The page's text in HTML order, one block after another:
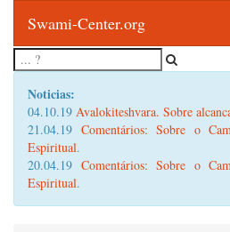
Swami-Center.org
Noticias:
04.10.19 Avalokiteshvara. Sobre
21.04.19 Comentários: Sobre o
Espiritual.
20.04.19 Comentários: Sobre o
Espiritual.